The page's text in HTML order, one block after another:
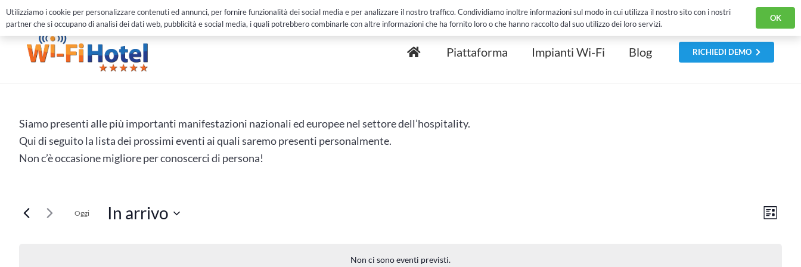
051 6147570 info@wifihotel.it Chat Clienti e Case History Eventi Sei un Rivenditore? Contatti English Version
Piattaforma Impianti Wi-Fi Blog RICHIEDI DEMO
Siamo presenti alle più importanti manifestazioni nazionali ed europee nel settore dell’hospitality.
Qui di seguito la lista dei prossimi eventi ai quali saremo presenti personalmente.
Non c’è occasione migliore per conoscerci di persona!
Non ci sono eventi previsti.
Lista
Oggi In arrivo
Utilizziamo i cookie per personalizzare contenuti ed annunci, per fornire funzionalità dei social media e per analizzare il nostro traffico. Condividiamo inoltre informazioni sul modo in cui utilizza il nostro sito con i nostri
partner che si occupano di analisi dei dati web, pubblicità e social media, i quali potrebbero combinarle con altre informazioni che ha fornito loro o che hanno raccolto dal suo utilizzo dei loro servizi.
OK